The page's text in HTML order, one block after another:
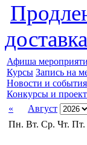
Афиша
Курсы Запись на
Новости и события
Конкурсы и
«
Август
Пн. Вт. Ср. Чт. Пт.